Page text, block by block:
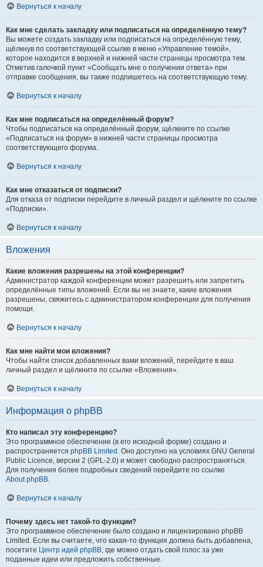
Вернуться к началу
Как мне сделать закладку или подписаться на определённую тему?
Вы можете создать закладку или подписаться на определённую тему,
щёлкнув по соответствующей ссылке в меню «Управление темой»,
которое находится в верхней и нижней части страницы просмотра тем.
Отметив галочкой пункт «Сообщать мне о получении ответа» при
отправке сообщения, вы также подпишетесь на соответствующую тему.
Вернуться к началу
Как мне подписаться на определённый форум?
Чтобы подписаться на определённый форум, щёлкните по ссылке
«Подписаться на форум» в нижней части страницы просмотра
соответствующего форума.
Вернуться к началу
Как мне отказаться от подписки?
Для отказа от подписки перейдите в личный раздел и щёлкните по ссылке
«Подписки».
Вернуться к началу
Вложения
Какие вложения разрешены на этой конференции?
Администратор каждой конференции может разрешить или запретить
определённые типы вложений. Если вы не знаете, какие вложения
разрешены, свяжитесь с администратором конференции для получения
помощи.
Вернуться к началу
Как мне найти мои вложения?
Чтобы найти список добавленных вами вложений, перейдите в ваш
личный раздел и щёлкните по ссылке «Вложения».
Вернуться к началу
Информация о phpBB
Кто написал эту конференцию?
Это программное обеспечение (в его исходной форме) создано и
распространяется phpBB Limited . Оно доступно на условиях GNU General
Public Licence, версии 2 (GPL-2.0) и может свободно распространяться.
Для получения более подробных сведений перейдите по ссылке
About phpBB.
Вернуться к началу
Почему здесь нет такой-то функции?
Это программное обеспечение было создано и лицензировано phpBB
Limited. Если вы считаете, что какая-то функция должна быть добавлена,
посетите Центр идей phpBB, где можно отдать свой голос за уже
поданные идеи или предложить собственные.